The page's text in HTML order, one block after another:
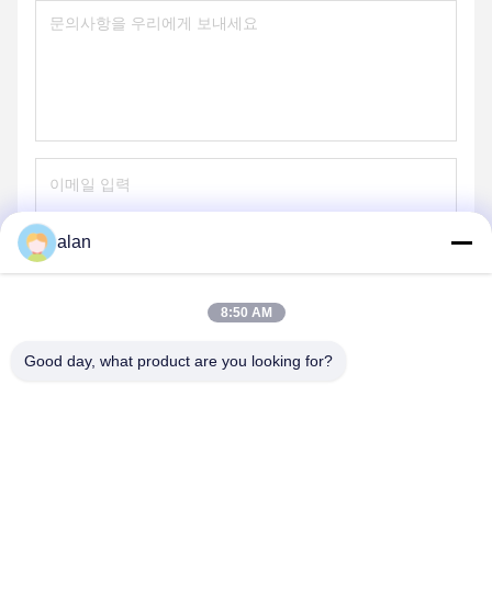
alan
8:50 AM
Good day, what product are you looking for?